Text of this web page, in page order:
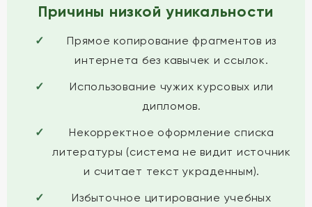
Причины низкой уникальности
Прямое копирование фрагментов из
интернета без кавычек и ссылок.
Использование чужих курсовых или
дипломов.
Некорректное оформление списка
литературы (система не видит источник
и считает текст украденным).
Избыточное цитирование учебных